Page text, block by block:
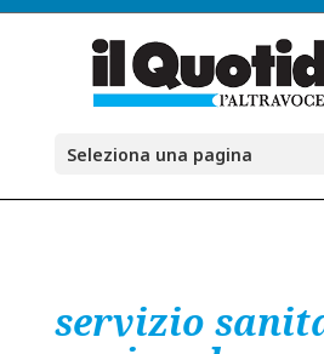
Seleziona una pagina
servizio